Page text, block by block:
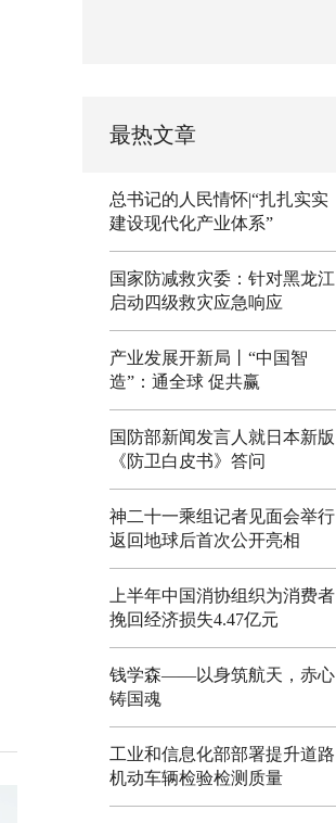
最热文章
总书记的人民情怀|“扎扎实实
建设现代化产业体系”
国家防减救灾委：针对黑龙江
启动四级救灾应急响应
产业发展开新局丨“中国智
造”：通全球 促共赢
国防部新闻发言人就日本新版
《防卫白皮书》答问
神二十一乘组记者见面会举行
返回地球后首次公开亮相
上半年中国消协组织为消费者
挽回经济损失4.47亿元
钱学森——以身筑航天，赤心
铸国魂
工业和信息化部部署提升道路
机动车辆检验检测质量